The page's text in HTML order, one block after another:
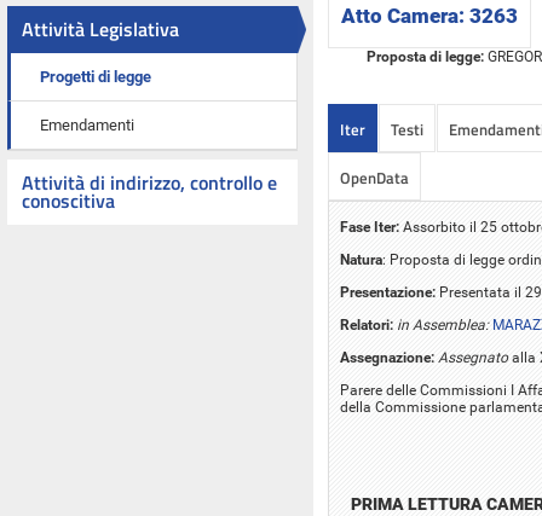
Attività Legislativa
Progetti di legge
Emendamenti
Attività di indirizzo, controllo e
conoscitiva
Atto Camera: 3263
Proposta di legge:
Iter Testi
OpenData
Fase Iter: Assorbito il 25
Natura: Proposta di legge
Presentazione: Presentata il
Relatori: in Assemblea:
Assegnazione: Assegnatoalla
Parere delle Commissioni I
della Commissione
PRIMA LETTURA